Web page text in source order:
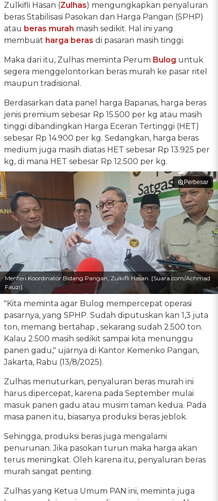
Zulkifli Hasan (Zulhas) mengungkapkan penyaluran
beras Stabilisasi Pasokan dan Harga Pangan (SPHP)
atau beras murah masih sedikit. Hal ini yang
membuat harga beras di pasaran masih tinggi.
Maka dari itu, Zulhas meminta Perum Bulog untuk
segera menggelontorkan beras murah ke pasar ritel
maupun tradisional.
Berdasarkan data panel harga Bapanas, harga beras
jenis premium sebesar Rp 15.500 per kg atau masih
tinggi dibandingkan Harga Eceran Tertinggi (HET)
sebesar Rp 14.900 per kg. Sedangkan, harga beras
medium juga masih diatas HET sebesar Rp 13.925 per
kg, di mana HET sebesar Rp 12.500 per kg.
Perbesar
Menteri Koordinator Bidang Pangan, Zulkifli Hasan. [Suara.com/Achmad
Fauzi].
"Kita meminta agar Bulog mempercepat operasi
pasarnya, yang SPHP. Sudah diputuskan kan 1,3 juta
ton, memang bertahap , sekarang sudah 2.500 ton.
Kalau 2.500 masih sedikit sampai kita menunggu
panen gadu," ujarnya di Kantor Kemenko Pangan,
Jakarta, Rabu (13/8/2025).
Zulhas menuturkan, penyaluran beras murah ini
harus dipercepat, karena pada September mulai
masuk panen gadu atau musim taman kedua. Pada
masa panen itu, biasanya produksi beras jeblok.
Sehingga, produksi beras juga mengalami
penurunan. Jika pasokan turun maka harga akan
terus meningkat. Oleh karena itu, penyaluran beras
murah sangat penting.
Zulhas yang Ketua Umum PAN ini, meminta juga